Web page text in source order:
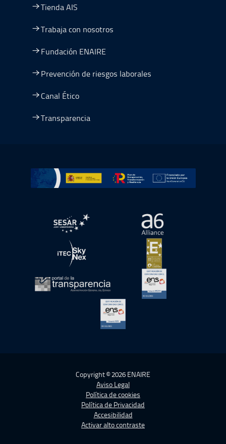
Tienda AIS
Trabaja con nosotros
Fundación ENAIRE
Prevención de riesgos laborales
Canal Ético
Transparencia
Ir a Plan de Recuperación, Transformación y
abre en ventana nueva abre en ventana
abre en ventana nueva abre en ventana
abre en ventana nueva
Copyright © 2026 ENAIRE
Aviso Legal
Política de cookies
Política de Privacidad
Accesibilidad
Activar alto contraste